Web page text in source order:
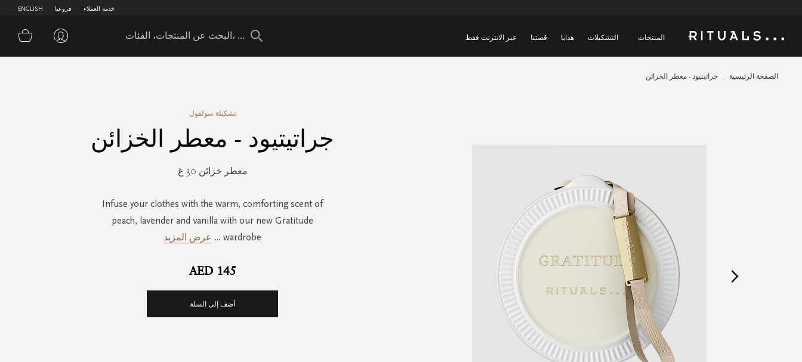
ENGLISH فروعنا خدمة العملاء
المنتجات التشكيلات هدايا قصتنا عبر الانترنت فقط سلة
الصفحة الرئيسية جراتيتيود - معطر الخزائن
تشكيلة سولفول
جراتيتيود - معطر الخزائن
معطر خزائن 30 غ
Infuse your clothes with the warm, comforting scent of
peach, lavender and vanilla with our new Gratitude
wardrobe
... عرض المزيد
AED 145
أضف إلى السلة